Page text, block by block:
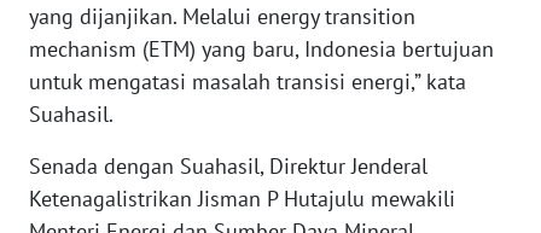
yang dijanjikan. Melalui energy transition
mechanism (ETM) yang baru, Indonesia bertujuan
untuk mengatasi masalah transisi energi,” kata
Suahasil.
Senada dengan Suahasil, Direktur Jenderal
Ketenagalistrikan Jisman P Hutajulu mewakili
RIAU
WN
SERAMBI
JAMBI